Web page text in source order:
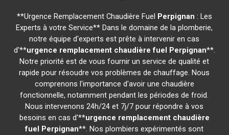
**Urgence Remplacement Chaudière Fuel Perpignan : Les
Experts à votre Service** Dans le domaine de la plomberie,
notre équipe d'experts est prête à intervenir en cas
d'**urgence remplacement chaudière fuel Perpignan**.
Notre priorité est de vous fournir un service de qualité et
rapide pour résoudre vos problèmes de chauffage. Nous
comprenons l'importance d'avoir une chaudière
fonctionnelle, notamment pendant les périodes de froid.
Nous intervenons 24h/24 et 7j/7 pour répondre à vos
besoins en cas d'**urgence remplacement chaudière
fuel Perpignan**. Nos plombiers expérimentés sont